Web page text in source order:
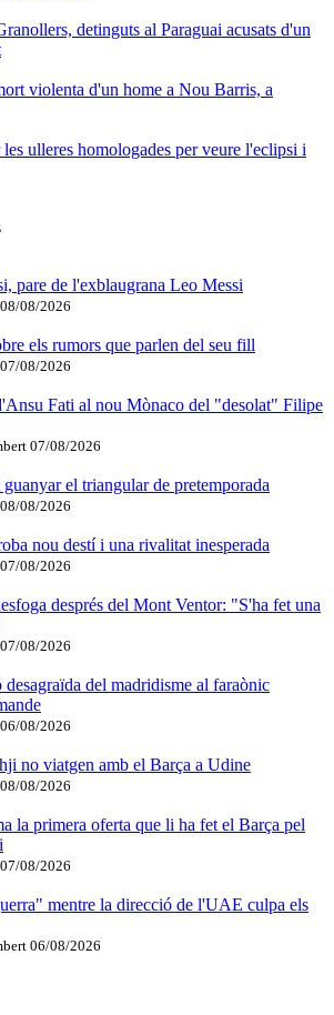
detinguts al Paraguai acusats d'un
violenta d'un home a Nou Barris, a
ulleres homologades per veure l'eclipsi i
pare de l'exblaugrana Leo Messi
08/08/2026
els rumors que parlen del seu fill
07/08/2026
Fati al nou Mònaco del "desolat" Filipe
07/08/2026
el triangular de pretemporada
08/08/2026
nou destí i una rivalitat inesperada
07/08/2026
després del Mont Ventor: "S'ha fet una
07/08/2026
desagraïda del madridisme al faraònic
06/08/2026
no viatgen amb el Barça a Udine
08/08/2026
la primera oferta que li ha fet el Barça pel
07/08/2026
mentre la direcció de l'UAE culpa els
06/08/2026